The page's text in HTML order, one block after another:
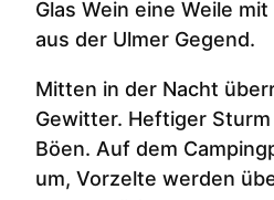
Glas Wein eine Weile
aus der Ulmer Gegend.
Mitten in der Nacht
Gewitter. Heftiger
Böen. Auf dem
um, Vorzelte werden